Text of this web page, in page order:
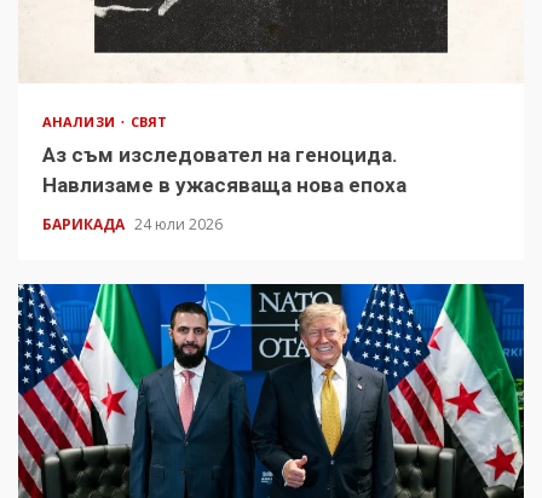
АНАЛИЗИ СВЯТ
Аз съм изследовател на геноцида.
Навлизаме в ужасяваща нова епоха
БАРИКАДА 24 юли 2026